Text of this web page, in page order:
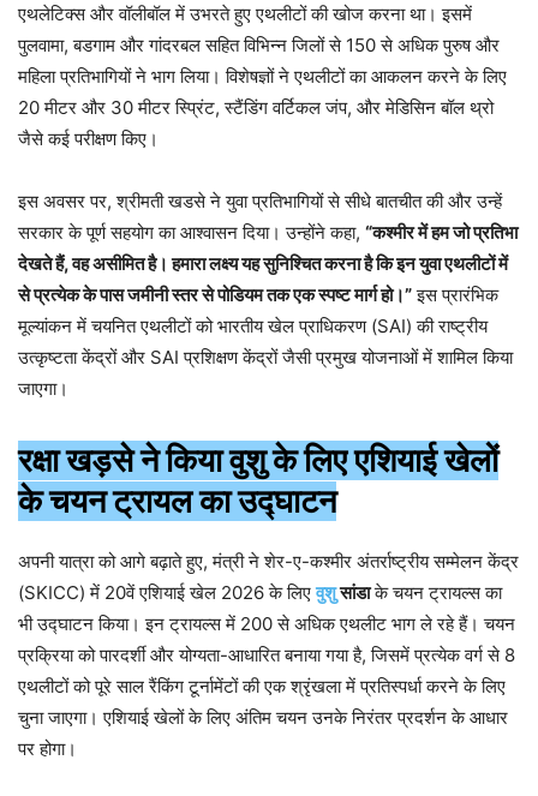
एथलेटिक्स और वॉलीबॉल में उभरते हुए एथलीटों की खोज करना था। इसमें
पुलवामा, बडगाम और गांदरबल सहित विभिन्न जिलों से 150 से अधिक पुरुष और
महिला प्रतिभागियों ने भाग लिया। विशेषज्ञों ने एथलीटों का आकलन करने के लिए
20 मीटर और 30 मीटर स्प्रिंट, स्टैंडिंग वर्टिकल जंप, और मेडिसिन बॉल थ्रो
जैसे कई परीक्षण किए।
इस अवसर पर, श्रीमती खडसे ने युवा प्रतिभागियों से सीधे बातचीत की और उन्हें
सरकार के पूर्ण सहयोग का आश्वासन दिया। उन्होंने कहा, “कश्मीर में हम जो प्रतिभा
देखते हैं, वह असीमित है। हमारा लक्ष्य यह सुनिश्चित करना है कि इन युवा एथलीटों में
से प्रत्येक के पास जमीनी स्तर से पोडियम तक एक स्पष्ट मार्ग हो।”इस प्रारंभिक
मूल्यांकन में चयनित एथलीटों को भारतीय खेल प्राधिकरण (SAI) की राष्ट्रीय
उत्कृष्टता केंद्रों और SAI प्रशिक्षण केंद्रों जैसी प्रमुख योजनाओं में शामिल किया
जाएगा।
रक्षा खड़से ने किया वुशु के लिए एशियाई खेलों
के चयन ट्रायल का उद्घाटन
अपनी यात्रा को आगे बढ़ाते हुए, मंत्री ने शेर-ए-कश्मीर अंतर्राष्ट्रीय सम्मेलन केंद्र
(SKICC) में 20वें एशियाई खेल 2026 के लिएवुशुसांडाके चयन ट्रायल्स का
भी उद्घाटन किया। इन ट्रायल्स में 200 से अधिक एथलीट भाग ले रहे हैं। चयन
प्रक्रिया को पारदर्शी और योग्यता-आधारित बनाया गया है, जिसमें प्रत्येक वर्ग से 8
एथलीटों को पूरे साल रैंकिंग टूर्नामेंटों की एक श्रृंखला में प्रतिस्पर्धा करने के लिए
चुना जाएगा। एशियाई खेलों के लिए अंतिम चयन उनके निरंतर प्रदर्शन के आधार
पर होगा।